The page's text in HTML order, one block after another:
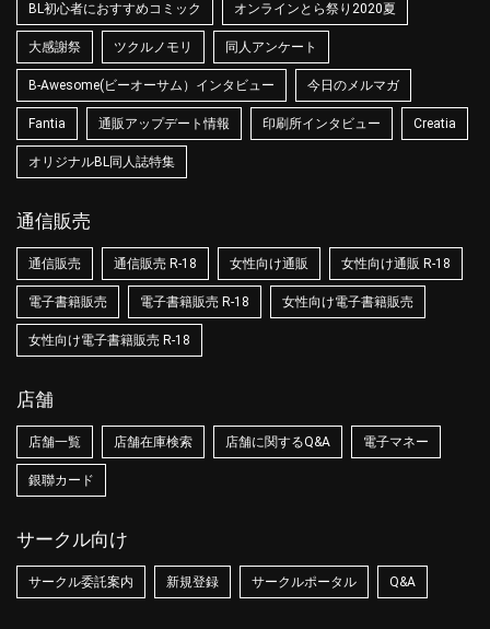
BL初心者におすすめコミック オンラインとら祭り2020夏
大感謝祭 ツクルノモリ 同人アンケート
B-Awesome(ビーオーサム）インタビュー 今日のメルマガ
Fantia 通販アップデート情報 印刷所インタビュー Creatia
オリジナルBL同人誌特集
通信販売
通信販売 通信販売 R-18 女性向け通販 女性向け通販 R-18
電子書籍販売 電子書籍販売 R-18 女性向け電子書籍販売
女性向け電子書籍販売 R-18
店舗
店舗一覧 店舗在庫検索 店舗に関するQ&A 電子マネー
銀聯カード
サークル向け
サークル委託案内 新規登録 サークルポータル Q&A